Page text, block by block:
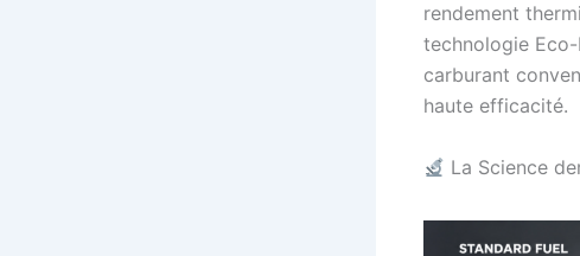
rendement
technologie
carburant
haute efficacité.
La Science